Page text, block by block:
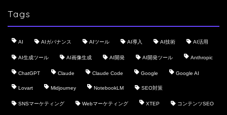
Tags
AI AIガバナンス AIツール AI導入 AI技術 AI活用
AI生成ツール AI画像生成 AI開発 AI開発ツール Anthropic
ChatGPT Claude Claude Code Google Google AI
Lovart Midjourney NotebookLM SEO対策
SNSマーケティング Webマーケティング XTEP コンテンツSEO